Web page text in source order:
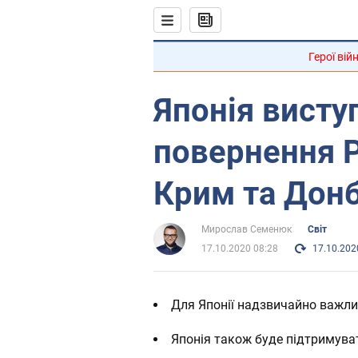
Герої
Японія
повернення
Крим та
Мирослав Семенюк
Світ
17.10.2020 08:28
Для Японії надзвичайно
Японія також буде